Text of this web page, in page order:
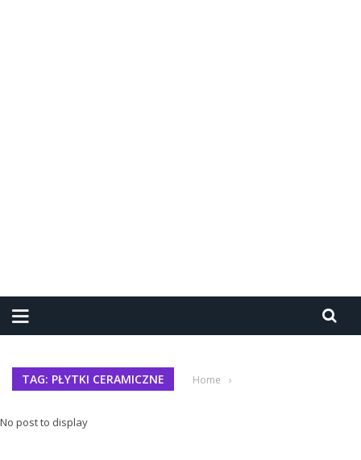
TAG: PŁYTKI CERAMICZNE Home ›
No post to display